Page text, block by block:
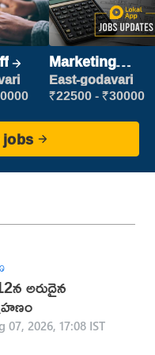
Marketing
Executive
East-godavari
₹22500 - ₹30000
అరుదైన
07, 2026, 17:08 IST